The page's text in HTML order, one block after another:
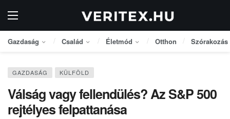
Gazdaság Család Életmód Otthon Szórakozás
GAZDASÁG KÜLFÖLD
Válság vagy fellendülés? Az S&P 500
rejtélyes felpattanása